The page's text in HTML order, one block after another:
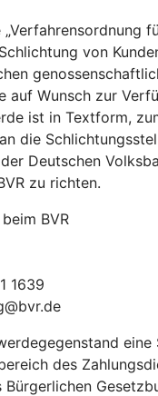
von
auf Wunsch zur
ist in Textform,
die
Deutschen
zu richten.
BVR
1639
des